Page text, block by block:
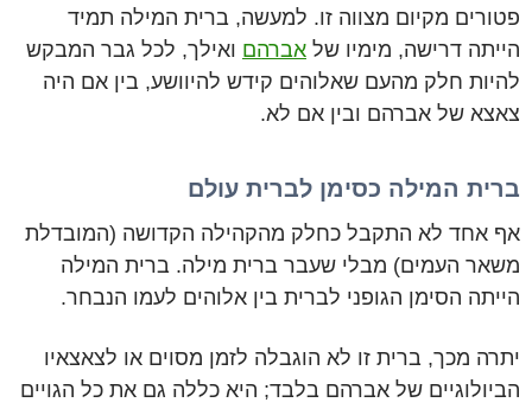
פטורים מקיום מצווה זו. למעשה, ברית המילה תמיד
הייתה דרישה, מימיו של אברהם ואילך, לכל גבר המבקש
להיות חלק מהעם שאלוהים קידש להיוושע, בין אם היה
צאצא של אברהם ובין אם לא.
ברית המילה כסימן לברית עולם
אף אחד לא התקבל כחלק מהקהילה הקדושה (המובדלת
משאר העמים) מבלי שעבר ברית מילה. ברית המילה
הייתה הסימן הגופני לברית בין אלוהים לעמו הנבחר.
יתרה מכך, ברית זו לא הוגבלה לזמן מסוים או לצאצאיו
הביולוגיים של אברהם בלבד; היא כללה גם את כל הגויים